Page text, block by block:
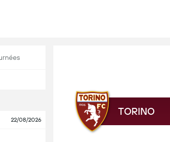
22/08/2026
TORINO